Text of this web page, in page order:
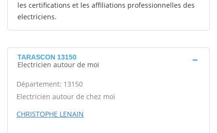
les certifications et les affiliations professionnelles des
electriciens.
TARASCON 13150
Electricien autour de moi
Département: 13150
Electricien autour de chez moi
CHRISTOPHE LENAIN